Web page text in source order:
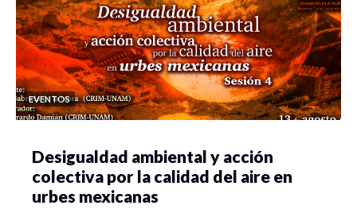
EVENTOS
Desigualdad ambiental y acción
colectiva por la calidad del aire en
urbes mexicanas